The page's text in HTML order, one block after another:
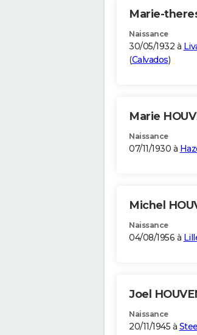
Marie-
Naissance
30/05/1932 à
(Calvados)
Marie
Naissance
07/11/1930 à
Michel
Naissance
04/08/1956 à
Joel
Naissance
20/11/1945 à